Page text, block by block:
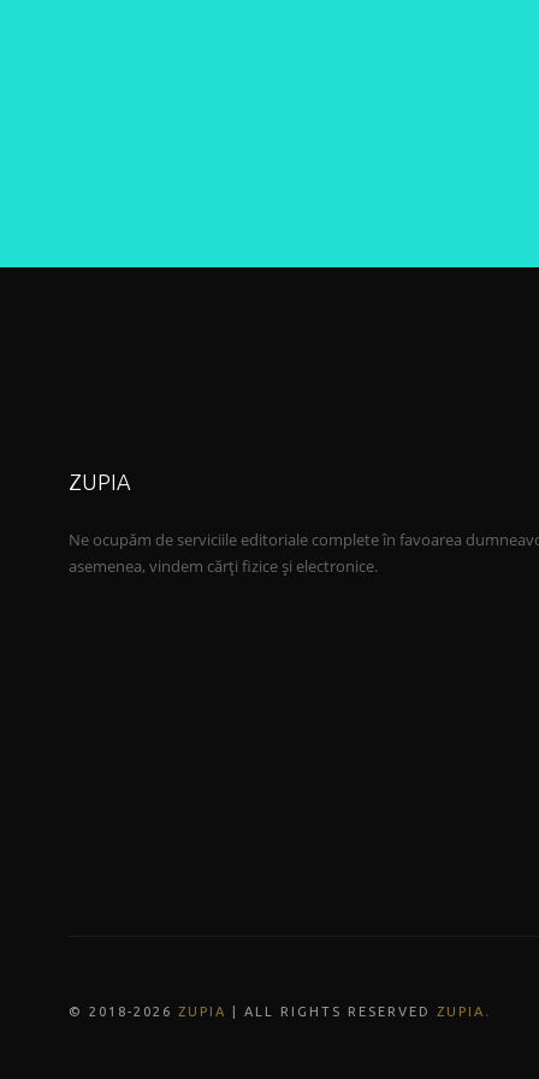
ZUPIA
Ne ocupăm de serviciile editoriale complete în favoarea
asemenea, vindem cărți fizice și electronice.
© 2018-202 6 ZUPIA | ALL RIGHTS RESERVED ZUPIA .